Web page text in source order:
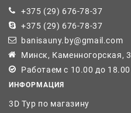
+375 (29) 676-78-37
+375 (29) 676-78-37
banisauny.by@gmail.com
Минск, Каменногорская, 3
Работаем с 10.00 до 18.00
ИНФОРМАЦИЯ
3D Тур по магазину